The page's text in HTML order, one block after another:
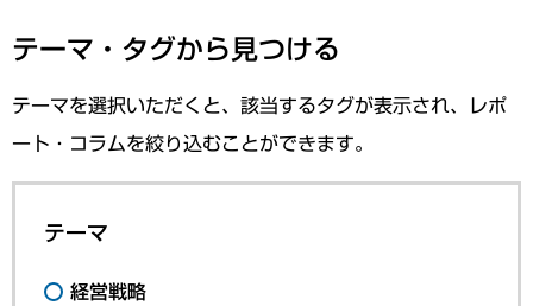
テーマ・タグから見つける
テーマを選択いただくと、該当するタグが表示され、レポ
ート・コラムを絞り込むことができます。
テーマ
経営戦略